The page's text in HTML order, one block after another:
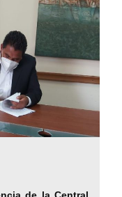
de la Central